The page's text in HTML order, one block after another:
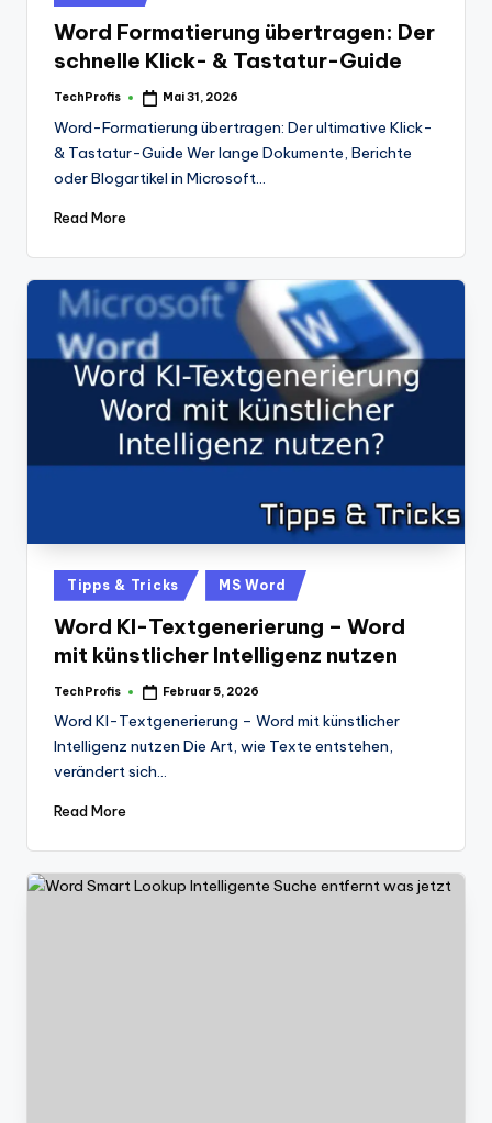
in
Word Formatierung übertragen: Der
schnelle Klick- & Tastatur-Guide
Posted
TechProfis Mai 31, 2026
Word-Formatierung übertragen: Der ultimative Klick-
& Tastatur-Guide Wer lange Dokumente, Berichte
oder Blogartikel in Microsoft…
Read More
Posted
in
Tipps & Tricks MS Word
Word KI-Textgenerierung – Word
mit künstlicher Intelligenz nutzen
Posted
TechProfis Februar 5, 2026
Word KI-Textgenerierung – Word mit künstlicher
Intelligenz nutzen Die Art, wie Texte entstehen,
verändert sich…
Read More